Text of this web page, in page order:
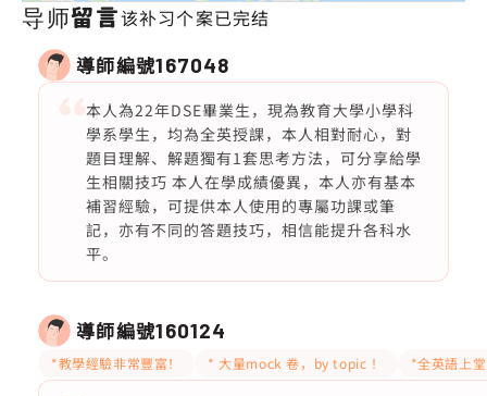
导师留言该补习个案已完结
導師編號167048
本人為22年DSE畢業生，現為教育大學小學科
學系學生，均為全英授課，本人相對耐心，對
題目理解、解題獨有1套思考方法，可分享給學
生相關技巧 本人在學成績優異，本人亦有基本
補習經驗，可提供本人使用的專屬功課或筆
記，亦有不同的答題技巧，相信能提升各科水
平。
導師編號160124
*教學經驗非常豐富！ * 大量mock 卷，by topic ！ *全英語上堂